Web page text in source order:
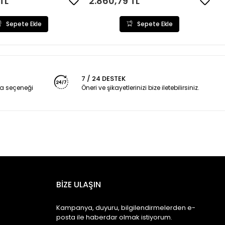
Sepete Ekle Sepete Ekle
seçeneği
7 / 24 DESTEK
Öneri ve şikayetlerinizi bize iletebilirsiniz.
BİZE ULAŞIN
Kampanya, duyuru, bilgilendirmelerden e-
posta ile haberdar olmak istiyorum.